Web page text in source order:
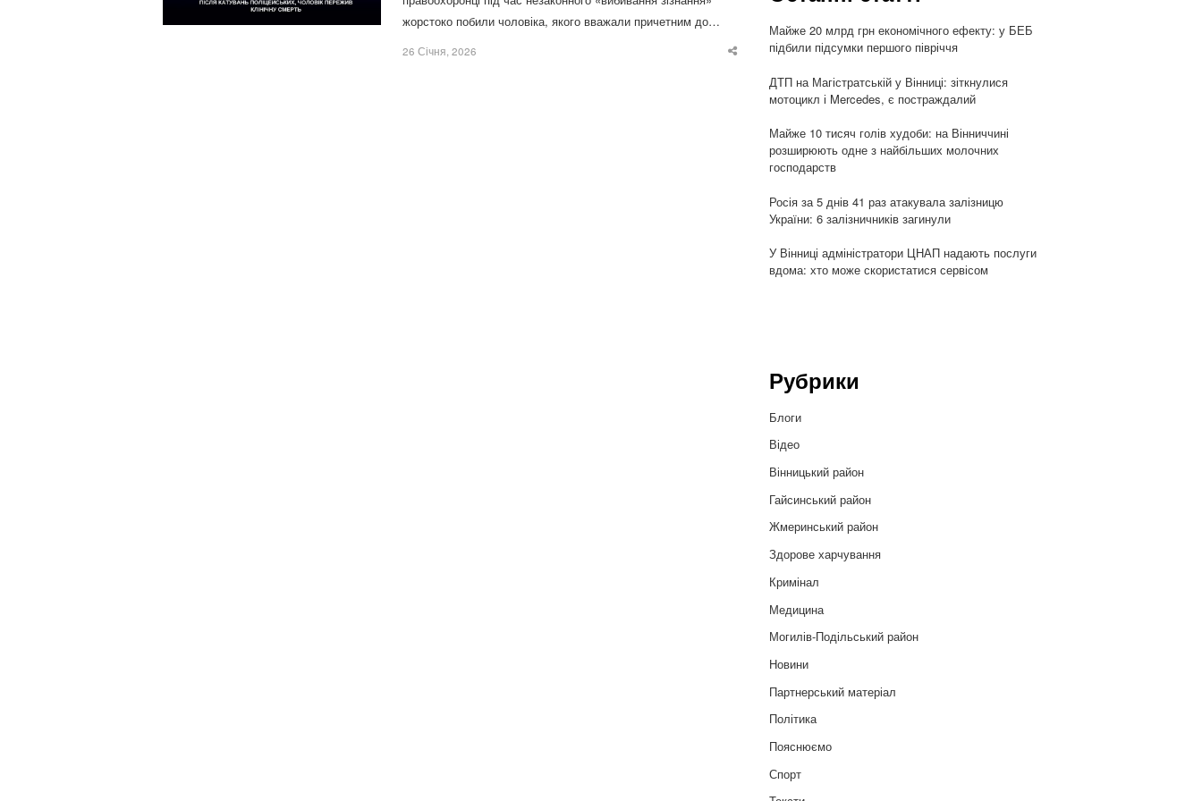
жорстоко побили чоловіка, якого вважали причетним до…
26 Січня, 2026
Share
Майже 20 млрд грн економічного ефекту: у БЕБ
підбили підсумки першого півріччя
ДТП на Магістратській у Вінниці: зіткнулися
мотоцикл і Mercedes, є постраждалий
Майже 10 тисяч голів худоби: на Вінниччині
розширюють одне з найбільших молочних
господарств
Росія за 5 днів 41 раз атакувала залізницю
України: 6 залізничників загинули
У Вінниці адміністратори ЦНАП надають послуги
вдома: хто може скористатися сервісом
Рубрики
Блоги
Відео
Вінницький район
Гайсинський район
Жмеринський район
Здорове харчування
Кримінал
Медицина
Могилів-Подільський район
Новини
Партнерський матеріал
Політика
Пояснюємо
Спорт